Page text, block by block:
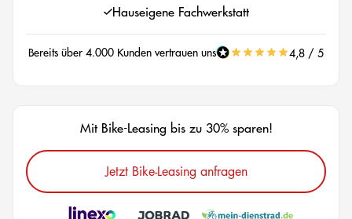
Hauseigene Fachwerkstatt
Bereits über 4.000 Kunden vertrauen uns 4,8 / 5
Mit Bike-Leasing bis zu 30% sparen!
Jetzt Bike-Leasing anfragen